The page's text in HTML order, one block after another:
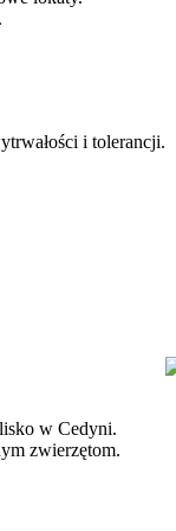
i tolerancji.
w Cedyni.
zwierzętom.